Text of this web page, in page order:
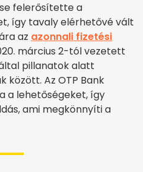
felerősítette a
így tavaly elérhetővé vált
az azonnali fizetési
március 2-tól vezetett
pillanatok alatt
között. Az OTP Bank
a lehetőségeket, így
ami megkönnyíti a